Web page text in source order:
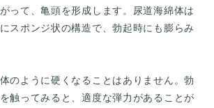
って、亀頭を形成します。尿道海綿体は
スポンジ状の構造で、勃起時にも膨らみ
のように硬くなることはありません。勃
触ってみると、適度な弾力があることが